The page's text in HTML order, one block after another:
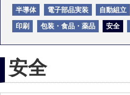
半導体 電子部品実装 自動組立
印刷 包装・食品・薬品 安全
安全